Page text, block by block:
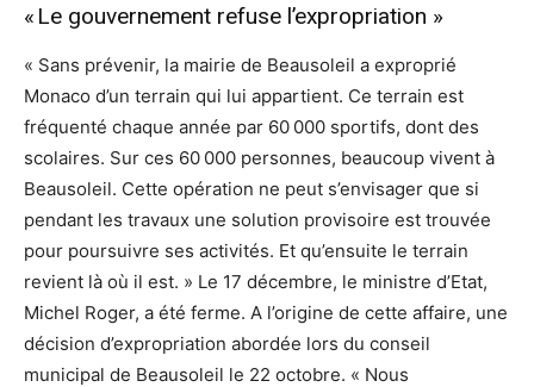
« Le gouvernement refuse l’expropriation »
« Sans prévenir, la mairie de Beausoleil a exproprié
Monaco d’un terrain qui lui appartient. Ce terrain est
fréquenté chaque année par 60 000 sportifs, dont des
scolaires. Sur ces 60 000 personnes, beaucoup vivent à
Beausoleil. Cette opération ne peut s’envisager que si
pendant les travaux une solution provisoire est trouvée
pour poursuivre ses activités. Et qu’ensuite le terrain
revient là où il est. » Le 17 décembre, le ministre d’Etat,
Michel Roger, a été ferme. A l’origine de cette affaire, une
décision d’expropriation abordée lors du conseil
municipal de Beausoleil le 22 octobre. « Nous